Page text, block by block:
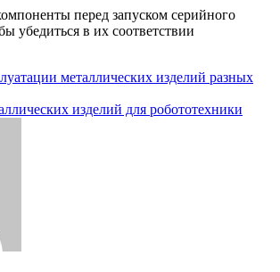
перед запуском серийного
убедиться в их соответствии
металлических изделий разных
изделий для робототехники